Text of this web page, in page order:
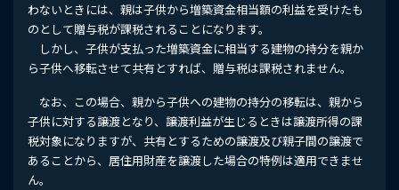
わないときには、親は子供から増築資金相当額の利益を受けたも
のとして贈与税が課税されることになります。
しかし、子供が支払った増築資金に相当する建物の持分を親か
ら子供へ移転させて共有とすれば、贈与税は課税されません。
なお、この場合、親から子供への建物の持分の移転は、親から
子供に対する譲渡となり、譲渡利益が生じるときは譲渡所得の課
税対象になりますが、共有とするための譲渡及び親子間の譲渡で
あることから、居住用財産を譲渡した場合の特例は適用できませ
ん。